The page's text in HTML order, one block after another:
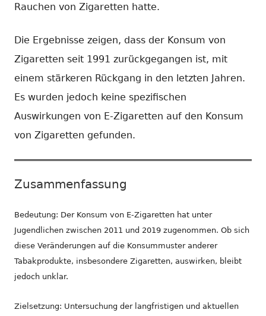
Rauchen von Zigaretten hatte.
Die Ergebnisse zeigen, dass der Konsum von
Zigaretten seit 1991 zurückgegangen ist, mit
einem stärkeren Rückgang in den letzten Jahren.
Es wurden jedoch keine spezifischen
Auswirkungen von E-Zigaretten auf den Konsum
von Zigaretten gefunden.
Zusammenfassung
Bedeutung: Der Konsum von E-Zigaretten hat unter
Jugendlichen zwischen 2011 und 2019 zugenommen. Ob sich
diese Veränderungen auf die Konsummuster anderer
Tabakprodukte, insbesondere Zigaretten, auswirken, bleibt
jedoch unklar.
Zielsetzung: Untersuchung der langfristigen und aktuellen